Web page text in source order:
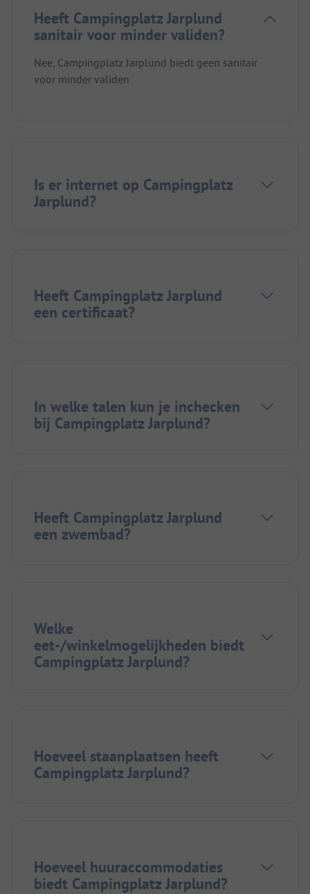
Heeft Campingplatz Jarplund
sanitair voor minder validen?
Nee, Campingplatz Jarplund biedt geen sanitair
voor minder validen.
Is er internet op Campingplatz
Jarplund?
Heeft Campingplatz Jarplund
een certificaat?
In welke talen kun je inchecken
bij Campingplatz Jarplund?
Heeft Campingplatz Jarplund
een zwembad?
Welke
eet-/winkelmogelijkheden biedt
Campingplatz Jarplund?
Hoeveel staanplaatsen heeft
Campingplatz Jarplund?
Hoeveel huuraccommodaties
biedt Campingplatz Jarplund?